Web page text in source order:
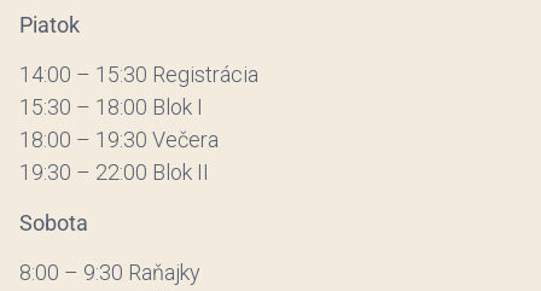
Piatok
14:00 – 15:30 Registrácia
15:30 – 18:00 Blok I
18:00 – 19:30 Večera
19:30 – 22:00 Blok II
Sobota
8:00 – 9:30 Raňajky